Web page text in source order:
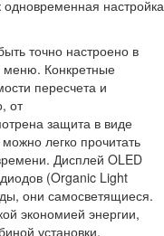
настройка
точно настроено в
меню. Конкретные
пересчета и
от
защита в виде
легко прочитать
Дисплей OLED
(Organic Light
они самосветящиеся.
экономией энергии,
установки.